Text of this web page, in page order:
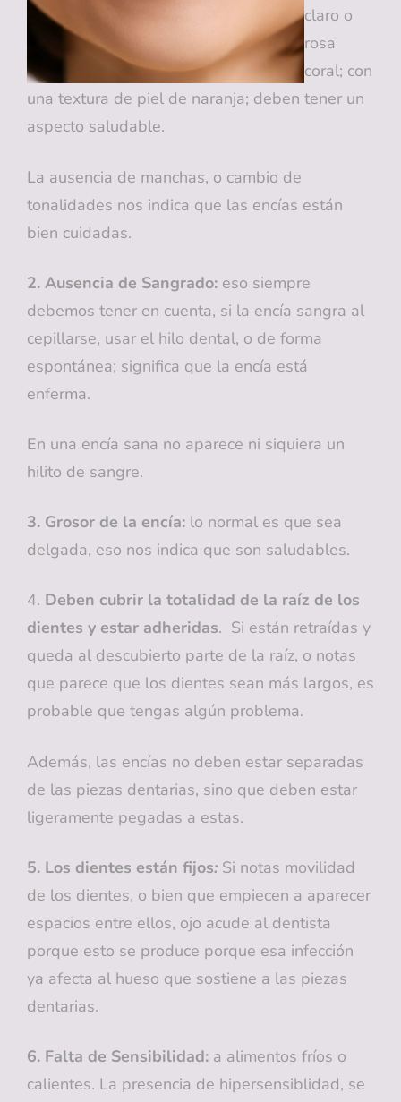
claro o
rosa
coral; con
una textura de piel de naranja; deben tener un
aspecto saludable.
La ausencia de manchas, o cambio de
tonalidades nos indica que las encías están
bien cuidadas.
2. Ausencia de Sangrado: eso siempre
debemos tener en cuenta, si la encía sangra al
cepillarse, usar el hilo dental, o de forma
espontánea; significa que la encía está
enferma.
En una encía sana no aparece ni siquiera un
hilito de sangre.
3. Grosor de la encía: lo normal es que sea
delgada, eso nos indica que son saludables.
4. Deben cubrir la totalidad de la raíz de los
dientes y estar adheridas. Si están retraídas y
queda al descubierto parte de la raíz, o notas
que parece que los dientes sean más largos, es
probable que tengas algún problema.
Además, las encías no deben estar separadas
de las piezas dentarias, sino que deben estar
ligeramente pegadas a estas.
5. Los dientes están fijos: Si notas movilidad
de los dientes, o bien que empiecen a aparecer
espacios entre ellos, ojo acude al dentista
porque esto se produce porque esa infección
ya afecta al hueso que sostiene a las piezas
dentarias.
6. Falta de Sensibilidad: a alimentos fríos o
calientes. La presencia de hipersensiblidad, se